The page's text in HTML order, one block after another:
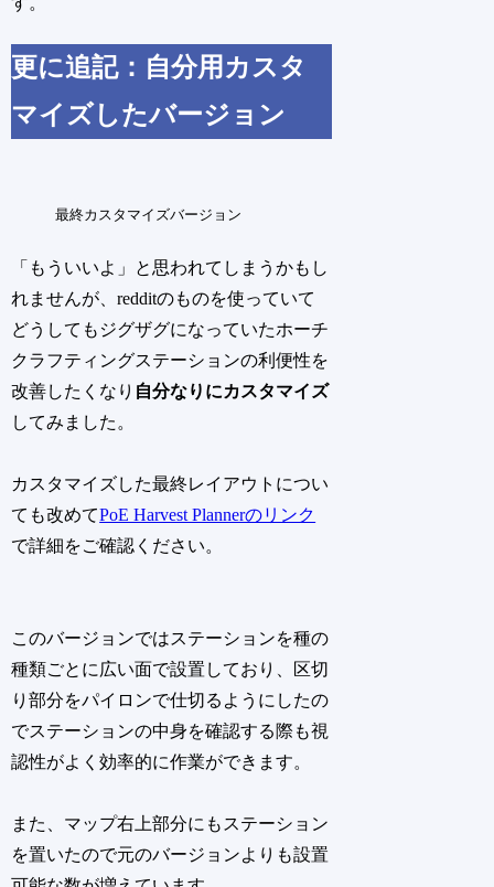
更に追記：自分用カスタ
マイズしたバージョン
最終カスタマイズバージョン
「もういいよ」と思われてしまうかもし
れませんが、redditのものを使っていて
どうしてもジグザグになっていたホーチ
クラフティングステーションの利便性を
改善したくなり 自分なりにカスタマイズ
してみました。
カスタマイズした最終レイアウトについ
ても改めてPoE Harvest Plannerのリンク
で詳細をご確認ください。
このバージョンではステーションを種の
種類ごとに広い面で設置しており、区切
り部分をパイロンで仕切るようにしたの
でステーションの中身を確認する際も視
認性がよく効率的に作業ができます。
また、マップ右上部分にもステーション
を置いたので元のバージョンよりも設置